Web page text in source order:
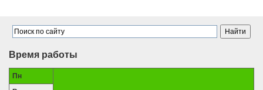
Время работы
Пн